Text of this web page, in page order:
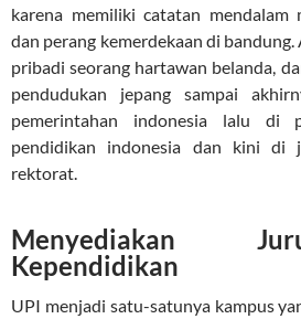
karena memiliki catatan mendalam
dan perang kemerdekaan di
pribadi seorang hartawan belanda,
pendudukan jepang sampai
pemerintahan indonesia lalu di
pendidikan indonesia dan kini di
rektorat.
Menyediakan
Kependidikan
UPI menjadi satu-satunya kampus